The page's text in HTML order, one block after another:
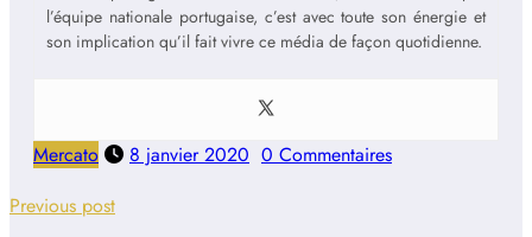
l’équipe nationale portugaise, c’est avec toute son énergie et
son implication qu’il fait vivre ce média de façon quotidienne.
Mercato 8 janvier 2020 0 Commentaires
Previous post